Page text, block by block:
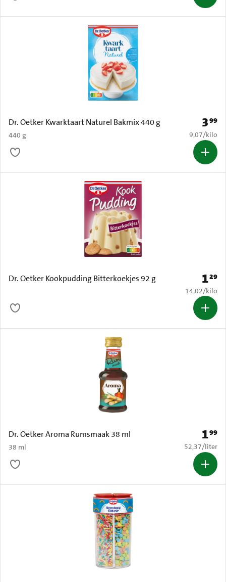
Dr. Oetker Kwarktaart Naturel Bakmix 440 g
440 g
Prijs:
399
€ 9,07 per
9,07/kilo
Dr. Oetker Kookpudding Bitterkoekjes 92 g Prijs:
129
€ 14,02 per
14,02/kilo
Dr. Oetker Aroma Rumsmaak 38 ml
38 ml
Prijs:
199
€ 52,37 per
52,37/liter